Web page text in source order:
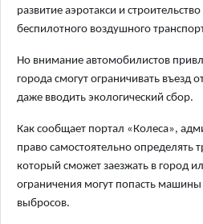
развитие аэротакси и
беспилотного воздушного
Но внимание автомобилистов
города смогут ограничивать въезд
даже вводить экологический сбор.
Как сообщает портал «Колеса»,
право самостоятельно определять
который сможет заезжать в город
ограничения могут попасть
выбросов.